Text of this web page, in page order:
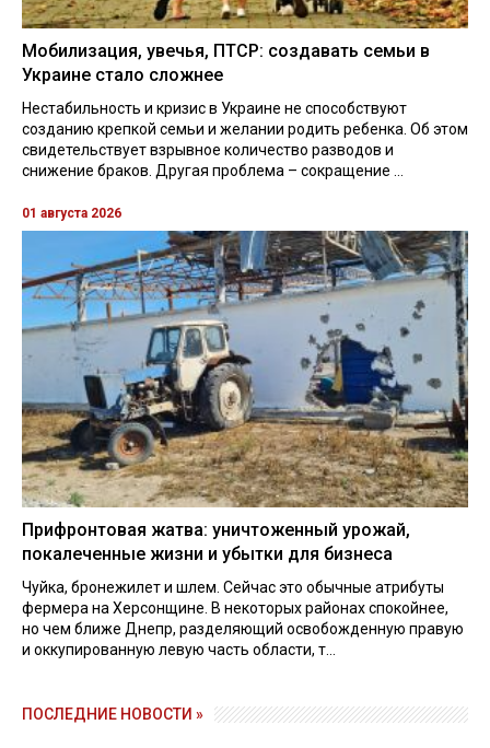
Мобилизация, увечья, ПТСР: создавать семьи в
Украине стало сложнее
Нестабильность и кризис в Украине не способствуют
созданию крепкой семьи и желании родить ребенка. Об этом
свидетельствует взрывное количество разводов и
снижение браков. Другая проблема – сокращение ...
01 августа 2026
Прифронтовая жатва: уничтоженный урожай,
покалеченные жизни и убытки для бизнеса
Чуйка, бронежилет и шлем. Сейчас это обычные атрибуты
фермера на Херсонщине. В некоторых районах спокойнее,
но чем ближе Днепр, разделяющий освобожденную правую
и оккупированную левую часть области, т...
ПОСЛЕДНИЕ НОВОСТИ »